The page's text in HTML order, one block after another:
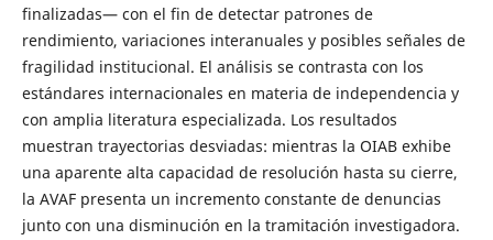
finalizadas— con el fin de detectar patrones de
rendimiento, variaciones interanuales y posibles señales de
fragilidad institucional. El análisis se contrasta con los
estándares internacionales en materia de independencia y
con amplia literatura especializada. Los resultados
muestran trayectorias desviadas: mientras la OIAB exhibe
una aparente alta capacidad de resolución hasta su cierre,
la AVAF presenta un incremento constante de denuncias
junto con una disminución en la tramitación investigadora.